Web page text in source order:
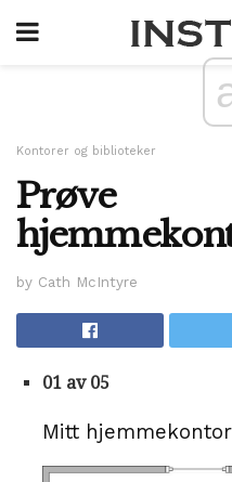
Kontorer og biblioteker
Prøve
by Cath McIntyre
01 av 05
Mitt hjemmekontor